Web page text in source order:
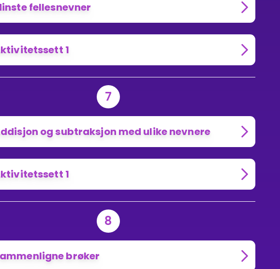
fellesnevner
1
7
og subtraksjon med ulike nevnere
1
8
brøker